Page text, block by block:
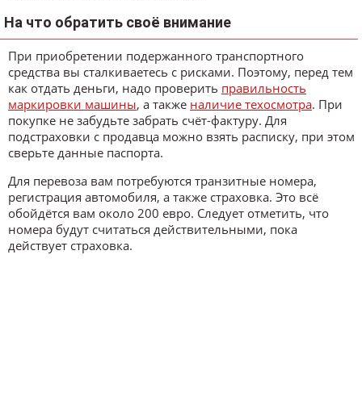
На что обратить своё внимание
При приобретении подержанного транспортного
средства вы сталкиваетесь с рисками. Поэтому, перед тем
как отдать деньги, надо проверить правильность
маркировки машины, а также наличие техосмотра. При
покупке не забудьте забрать счёт-фактуру. Для
подстраховки с продавца можно взять расписку, при этом
сверьте данные паспорта.
Для перевоза вам потребуются транзитные номера,
регистрация автомобиля, а также страховка. Это всё
обойдётся вам около 200 евро. Следует отметить, что
номера будут считаться действительными, пока
действует страховка.